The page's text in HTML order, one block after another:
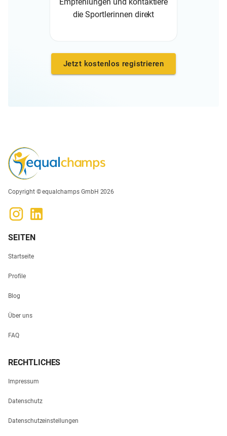
die Sportlerinnen direkt
Jetzt kostenlos registrieren
Copyright © equalchamps GmbH 2026
SEITEN
Startseite
Profile
Blog
Über uns
FAQ
RECHTLICHES
Impressum
Datenschutz
Datenschutzeinstellungen